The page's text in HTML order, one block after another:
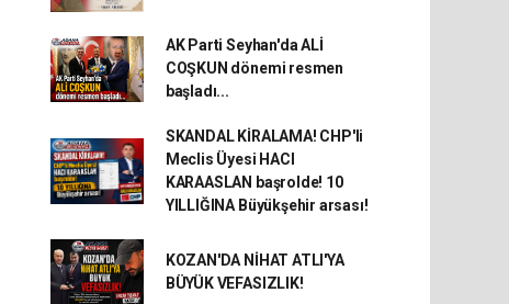
AK Parti Seyhan'da ALİ
COŞKUN dönemi resmen
başladı...
SKANDAL KİRALAMA! CHP'li
Meclis Üyesi HACI
KARAASLAN başrolde! 10
YILLIĞINA Büyükşehir arsası!
KOZAN'DA NİHAT ATLI'YA
BÜYÜK VEFASIZLIK!